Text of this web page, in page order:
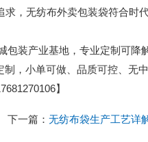
，无纺布外卖包装袋符合时
装产业基地，专业定制可降
，小单可做、品质可控、无
】
下一篇：无纺布袋生产工艺详